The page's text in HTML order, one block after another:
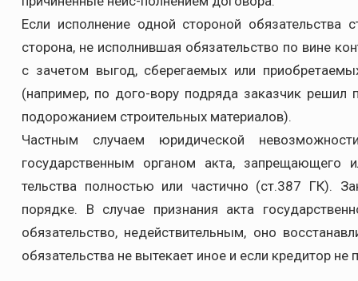
Если исполнение одной стороной
сторона, не исполнившая обязательство по вине
с зачетом выгод, сберегаемых или
(например, по дого-вору подряда заказчик решил
подорожанием строительных материалов).
Частным случаем юридической
государственным органом акта, запрещающего
тельства полностью или частично (ст.387 ГК).
порядке. В случае признания акта
обязательство, недействительным, оно
обязательства не вытекает иное и если кредитор